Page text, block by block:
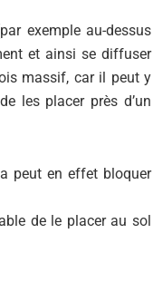
exemple au-dessus
et ainsi se diffuser
massif, car il peut y
les placer près d’un
peut en effet bloquer
de le placer au sol